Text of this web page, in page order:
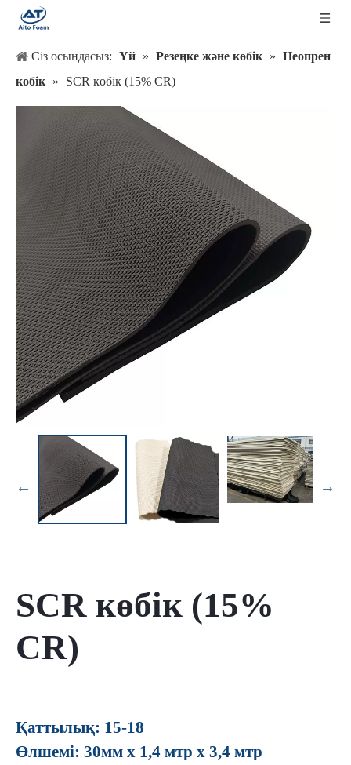
Сіз осындасыз: Үй » Резеңке және көбік » Неопрен
көбік » SCR көбік (15% CR)
SCR көбік (15%
CR)
Қаттылық: 15-18
Өлшемі: 30мм x 1,4 мтр x 3,4 мтр